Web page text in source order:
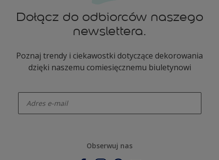
Dołącz do odbiorców naszego
newslettera.
Poznaj trendy i ciekawostki dotyczące dekorowania
dzięki naszemu comiesięcznemu biuletynowi
Obserwuj nas